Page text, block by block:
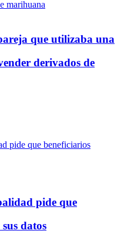
que utilizaba una
derivados de
pide que
datos